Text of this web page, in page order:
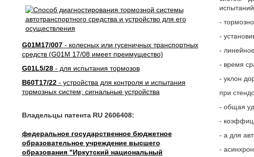
G01M17/007- колесных или гусеничных транспортных
средств (G01M 17/08 имеет преимущество)
G01L5/28- для испытания тормозов
B60T17/22- устройства для контроля и испытания
тормозных систем; сигнальные устройства
Владельцы патента RU 2606408:
федеральное государственное бюджетное
образовательное учреждение высшего
образования "Иркутский национальный
-
-
-
- время
- уклон
при
- общая
-
- а для
-